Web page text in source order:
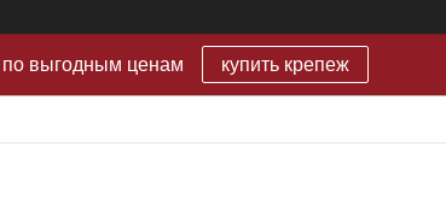
по выгодным ценам купить крепеж